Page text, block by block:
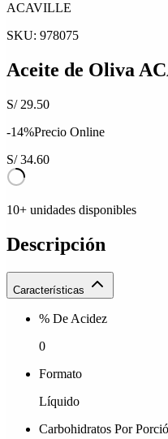
ACAVILLE
SKU: 978075
Aceite de Oliva
S/ 29.50
-14%Precio Online
S/34.60
10+ unidades disponibles
Descripción
Características
% De Acidez
0
Formato
Líquido
Carbohidratos Por